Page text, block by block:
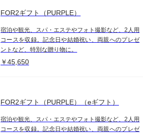
FOR2ギフト（PURPLE）
宿泊や観光、スパ・エステやフォト撮影など、2人用
コースを収録。記念日や結婚祝い、両親へのプレゼ
ントなど、特別な贈り物に。
￥45,650
FOR2ギフト（PURPLE）（eギフト）
宿泊や観光、スパ・エステやフォト撮影など、2人用
コースを収録。記念日や結婚祝い、両親へのプレゼ